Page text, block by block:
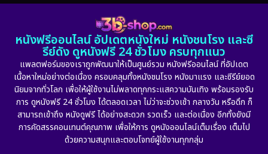
หนังฟรีออนไลน์ อัปเดตหนังใหม่ หนังชนโรง และซี
รีย์ดัง ดูหนังฟรี 24 ชั่วโมง ครบทุกแนว
แพลตฟอร์มของเราถูกพัฒนาให้เป็นศูนย์รวม หนังฟรีออนไลน์ ที่อัปเดต
เนื้อหาใหม่อย่างต่อเนื่อง ครอบคลุมทั้งหนังชนโรง หนังมาแรง และซีรีย์ยอด
นิยมจากทั่วโลก เพื่อให้ผู้ใช้งานไม่พลาดทุกกระแสความบันเทิง พร้อมรองรับ
การ ดูหนังฟรี 24 ชั่วโมง ได้ตลอดเวลา ไม่ว่าจะช่วงเช้า กลางวัน หรือดึก ก็
สามารถเข้าถึง หนังดูฟรี ได้อย่างสะดวก รวดเร็ว และต่อเนื่อง อีกทั้งยังมี
การคัดสรรคอนเทนต์คุณภาพ เพื่อให้การ ดูหนังออนไลน์เต็มเรื่อง เต็มไป
ด้วยความสนุกและตอบโจทย์ผู้ใช้งานทุกกลุ่ม